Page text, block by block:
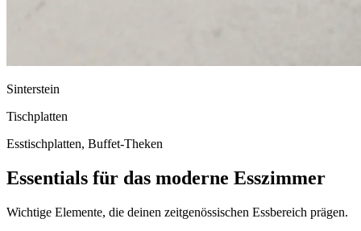
Sinterstein
Tischplatten
Esstischplatten, Buffet-Theken
Essentials für das moderne Esszimmer
Wichtige Elemente, die deinen zeitgenössischen Essbereich prägen.